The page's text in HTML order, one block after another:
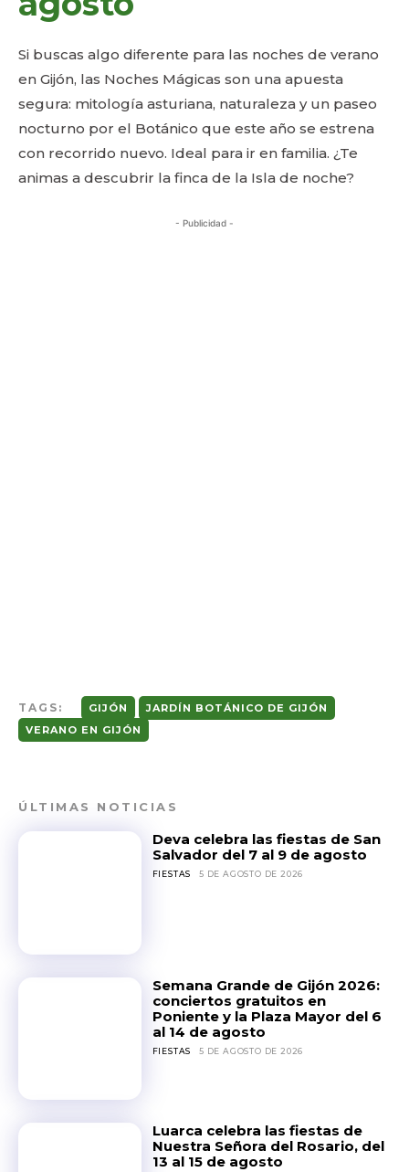
Si buscas algo diferente para las noches de verano
en Gijón, las Noches Mágicas son una apuesta
segura: mitología asturiana, naturaleza y un paseo
nocturno por el Botánico que este año se estrena
con recorrido nuevo. Ideal para ir en familia. ¿Te
animas a descubrir la finca de la Isla de noche?
- Publicidad -
TAGS: GIJÓN
JARDÍN BOTÁNICO DE GIJÓN
VERANO EN GIJÓN
ÚLTIMAS NOTICIAS
Deva celebra las fiestas de San
Salvador del 7 al 9 de agosto
FIESTAS 5 DE AGOSTO DE 2026
Semana Grande de Gijón 2026:
conciertos gratuitos en
Poniente y la Plaza Mayor del 6
al 14 de agosto
FIESTAS 5 DE AGOSTO DE 2026
Luarca celebra las fiestas de
Nuestra Señora del Rosario, del
13 al 15 de agosto